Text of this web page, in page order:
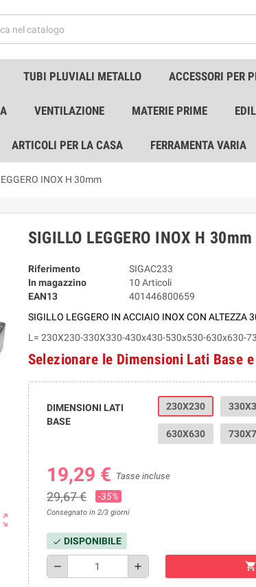
TUBI PLUVIALI METALLO ACCESSORI PER
VENTILAZIONE MATERIE PRIME
ARTICOLI PER LA CASA FERRAMENTA VARIA
INOX H 30mm
SIGILLO LEGGERO INOX H 30mm
Riferimento
SIGAC233
In magazzino
10 Articoli
EAN13
401446800659
SIGILLO LEGGERO IN ACCIAIO INOX CON ALTEZZA
L= 230X230-330X330-430x430-530x530-630x630-
Selezionare le Dimensioni Lati Base
DIMENSIONI LATI
BASE
230X230
630X630
19,29 € Tasse incluse
29,67 € -35%
Consegnato in 2/3 giorni
check DISPONIBILE
remove add shopping_cart